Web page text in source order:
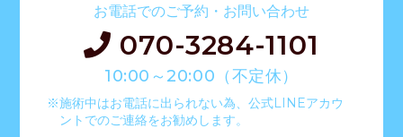
お電話でのご予約・お問い合わせ
070-3284-1101
10:00～20:00（不定休）
※施術中はお電話に出られない為、公式LINEアカウ
ントでのご連絡をお勧めします。